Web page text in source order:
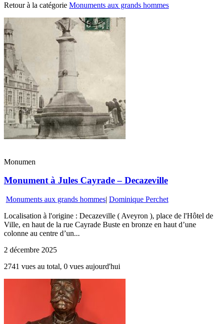
Retour à la catégorie Monuments aux grands hommes
Monumen
Monument à Jules Cayrade – Decazeville
Monuments aux grands hommes| Dominique Perchet
Localisation à l'origine : Decazeville ( Aveyron ), place de l'Hôtel de
Ville, en haut de la rue Cayrade Buste en bronze en haut d’une
colonne au centre d’un...
2 décembre 2025
2741 vues au total, 0 vues aujourd'hui